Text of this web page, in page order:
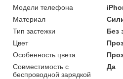
Модели телефона
Материал
Тип застежки
Без
Цвет
Особенность цвета
Совместимость с
беспроводной зарядкой
Да